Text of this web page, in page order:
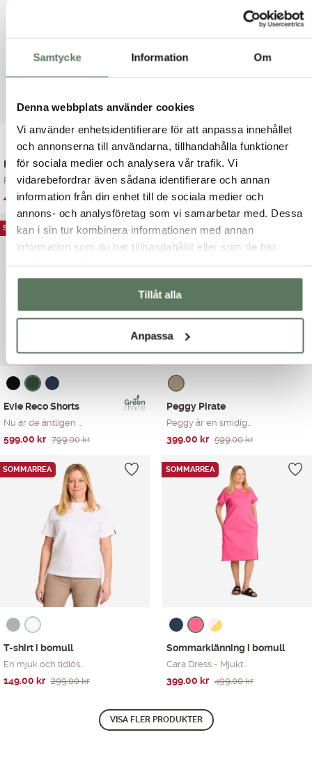
Samtycke Information Om
Denna webbplats använder cookies
Vi använder enhetsidentifierare för att anpassa innehållet
och annonserna till användarna, tillhandahålla funktioner
för sociala medier och analysera vår trafik. Vi
vidarebefordrar även sådana identifierare och annan
information från din enhet till de sociala medier och
annons- och analysföretag som vi samarbetar med. Dessa
kan i sin tur kombinera informationen med annan
information som du har tillhandahållit eller som de har
Tillåt alla
Anpassa
Fawn Reco Pirate
Fawn Reco Pirate ä...
699.00kr
Det
ursprungliga
priset
499.00kr
Det
nuvarande
priset
Simona Reco Skort
Denna skort vill d...
599.00 kr
Det
ursprungliga
priset
var:
399.00 kr
Det
nuvarande
priset
Evie Reco Shorts
SOMMARREA
Nu är de äntligen ...
799.00kr
Det
priset
599.00 kr
Det
priset
Peggy Pirate
SOMMARREA
Peggy är en smidig...
599.00kr
Det
priset
399.00 kr
Det
priset
T-shirt i bomull
SOMMARREA
En mjuk och tidlös...
299.00kr
Det
149.00 kr
Det
Sommarklänning i bomull
SOMMARREA
Cara Dress - Mjukt...
499.00kr
Det
priset
var:
399.00 kr
Det
priset
är:
VISA FLER PRODUKTER